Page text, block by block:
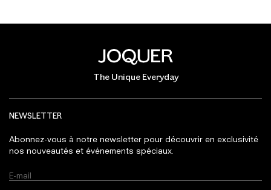
The Unique Everyday
NEWSLETTER
Abonnez-vous à notre newsletter pour découvrir en exclusivité
nos nouveautés et événements spéciaux.